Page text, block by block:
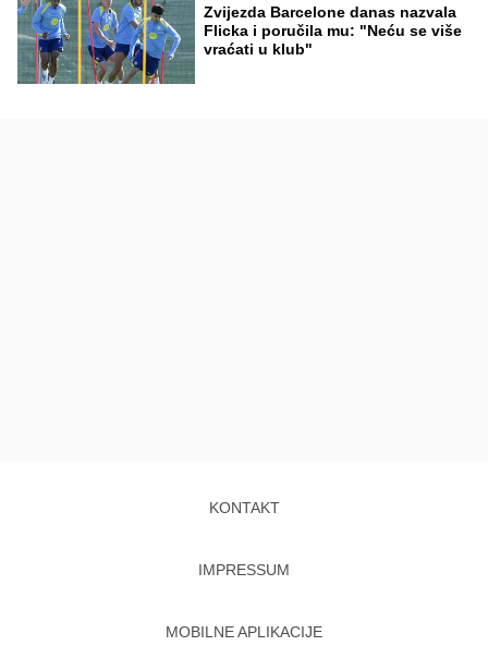
Zvijezda Barcelone danas nazvala
Flicka i poručila mu: "Neću se više
vraćati u klub"
KONTAKT
IMPRESSUM
MOBILNE APLIKACIJE